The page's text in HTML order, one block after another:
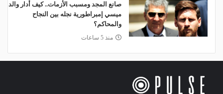
صانع المجد ومسبب الأزمات.. كيف أدار والد
ميسي إمبراطورية نجله بين النجاح
والمحاكم؟
منذ 5 ساعات